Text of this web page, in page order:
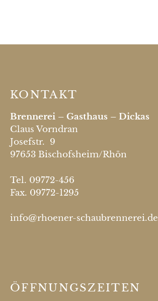
KONTAKT
Brennerei – Gasthaus – Dickas
Claus Vorndran
Josefstr. 9
97653 Bischofsheim/Rhön
Tel. 09772-456
Fax. 09772-1295
info@rhoener-schaubrennerei.de
ÖFFNUNGSZEITEN